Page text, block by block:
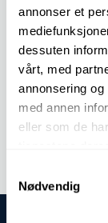
annonser et
dessuten
vårt, med
annonsering
med annen
eller som de
Nødvendig
PACOTES DE
Esta análise não
específico, mas
Análise de